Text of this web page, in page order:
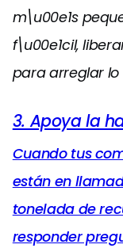
m\u00e1s
f\u00e1cil,
para arreglar lo
3. Apoya la
Cuando tus
están en
tonelada de
responder